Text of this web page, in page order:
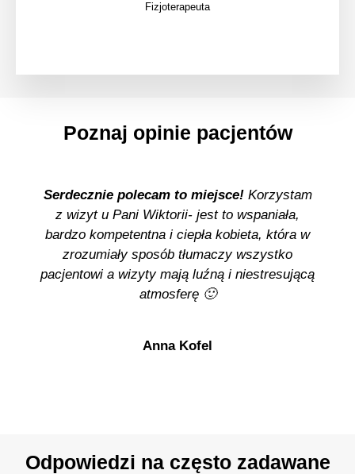
Fizjoterapeuta
Poznaj opinie pacjentów
Serdecznie polecam to miejsce!Korzystam
z wizyt u Pani Wiktorii- jest to wspaniała,
bardzo kompetentna i ciepła kobieta, która w
zrozumiały sposób tłumaczy wszystko
pacjentowi a wizyty mają luźną i niestresującą
atmosferę 🙂
Anna Kofel
Odpowiedzi na często zadawane